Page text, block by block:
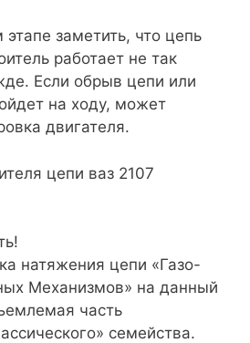
заметить, что цепь
работает не так
Если обрыв цепи или
на ходу, может
двигателя.
натяжения цепи «Газо-
Механизмов» на данный
часть
семейства.